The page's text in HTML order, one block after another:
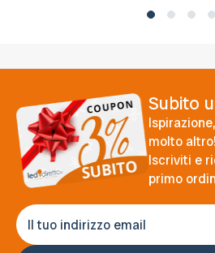
Subito
molto altro!
Iscriviti e
primo